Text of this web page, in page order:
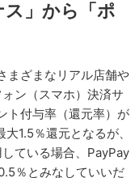
」から「ポ
まざまなリアル店舗や
ン（スマホ）決済サ
ト付与率（還元率）が
1.5％還元となるが、
ている場合、PayPay
％とみなしていいだ